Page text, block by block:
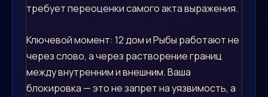
требует переоценки самого акта выражения.
Ключевой момент: 12 дом и Рыбы работают не
через слово, а через растворение границ
между внутренним и внешним. Ваша
блокировка — это не запрет на уязвимость, а